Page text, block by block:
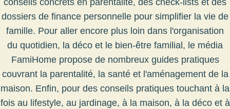
conseils concrets en parentalité, des check-lists et des
dossiers de finance personnelle pour simplifier la vie de
famille. Pour aller encore plus loin dans l'organisation
du quotidien, la déco et le bien-être familial, le média
FamiHomepropose de nombreux guides pratiques
couvrant la parentalité, la santé et l'aménagement de la
maison. Enfin, pour des conseils pratiques touchant à la
fois au lifestyle, au jardinage, à la maison, à la déco et à